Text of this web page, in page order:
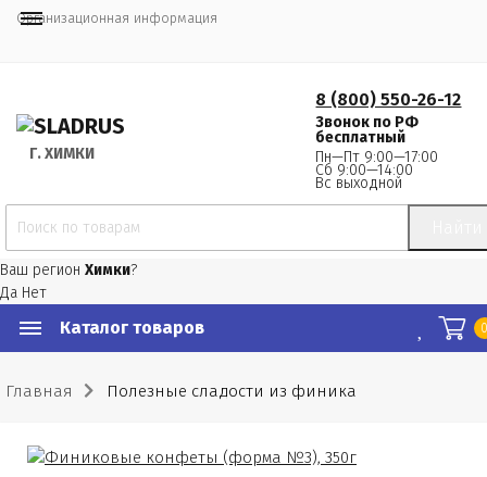
Организационная информация
Г. ХИМКИ
8 (800) 550-26-12
Звонок по РФ
бесплатный
Пн—Пт 9:00—17:00
Сб 9:00—14:00
Вс выходной
Ваш регион Химки?
Да Нет
Каталог товаров
Главная Полезные сладости из финика